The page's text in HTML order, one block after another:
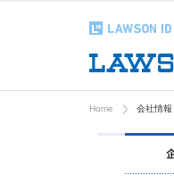
Home 会社情報